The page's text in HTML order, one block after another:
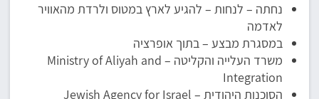
נחתה – לנחות – להגיע לארץ במטוס ולרדת מהאוויר
לאדמה
במסגרת מבצע – בתוך אופרציה
משרד העלייה והקליטה – Ministry of Aliyah and
Integration
הסוכנות היהודית – Jewish Agency for Israel